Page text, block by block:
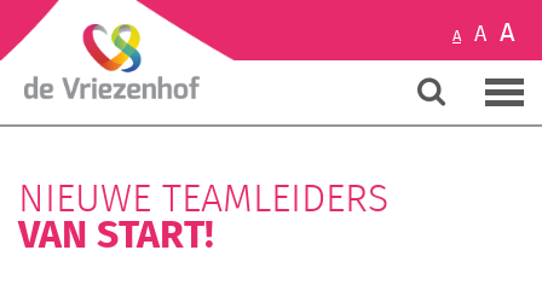
A A A
NIEUWE TEAMLEIDERS
VAN START!